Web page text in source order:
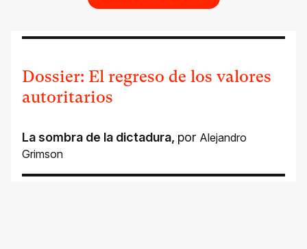
Dossier: El regreso de los valores
autoritarios
La sombra de la dictadura, por Alejandro
Grimson